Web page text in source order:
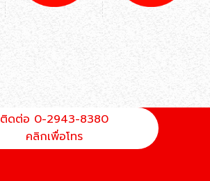
ติดต่อ 0-2943-8380
คลิกเพื่อโทร